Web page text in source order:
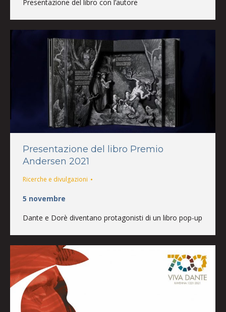
Presentazione del libro con l’autore
Presentazione del libro Premio
Andersen 2021
Ricerche e divulgazioni
5 novembre
Dante e Dorè diventano protagonisti di un libro pop-up